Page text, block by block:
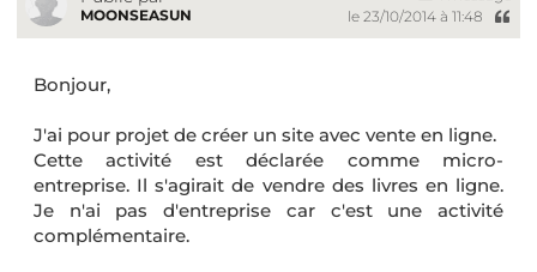
MOONSEASUN
le 23/10/2014 à 11:48
Bonjour,
J'ai pour projet de créer un site avec vente en ligne.
Cette activité est déclarée comme micro-
entreprise. Il s'agirait de vendre des livres en ligne.
Je n'ai pas d'entreprise car c'est une activité
complémentaire.